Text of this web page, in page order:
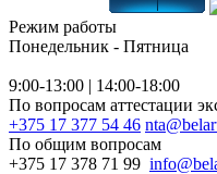
Режим работы
Понедельник - Пятница
9:00-13:00 | 14:00-18:00
По вопросам аттестации
+375 17 377 54 46
По общим вопросам
+375 17 378 71 99